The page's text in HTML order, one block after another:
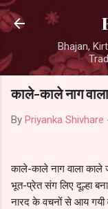
Bhajan,
काले-काले नाग
By Priyanka Shivhare
काले-काले नाग वाला काले
भूत-प्रेत संग लिए दूल्हा
नारद के वचनों से आय गयी